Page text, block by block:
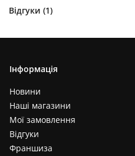
Відгуки (1)
Інформація
Новини
Наші магазини
Мої замовлення
Відгуки
Франшиза